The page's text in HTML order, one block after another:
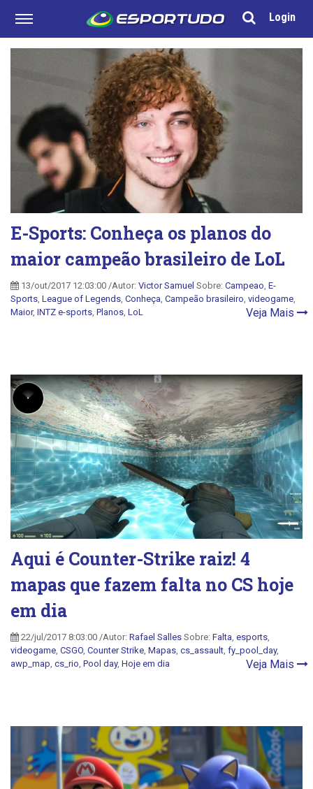
Login
E-Sports: Conheça os planos do
maior campeão brasileiro de LoL
13/out/2017 12:03:00 /Autor: Victor Samuel Sobre: Campeao E-
Sports League of Legends Conheça Campeão brasileiro videogame
Maior, INTZ e-sports Planos LoL Veja Mais
Aqui é Counter-Strike raiz! 4
mapas que fazem falta no CS hoje
em dia
22/jul/2017 8:03:00 /Autor: Rafael Salles Sobre: Falta esports
videogame CSGO Counter Strike Mapas cs_assault fy_pool_day,
awp_map cs_rio Pool day, Hoje em dia Veja Mais